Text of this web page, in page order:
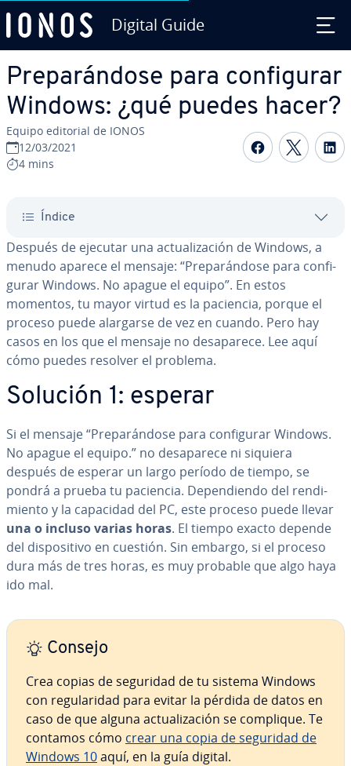
Digital Guide
Pre­pa­rá­n­do­se para co­n­fi­gu­rar
Windows: ¿qué puedes hacer?
Equipo editorial de IONOS
12/03/2021
4 mins
Compartir
Índice
Después de ejecutar una ac­tua­li­za­ción de Windows, a
menudo aparece el mensaje: “Pre­pa­rá­n­do­se para co­n­fi­
gu­rar Windows. No apague el equipo”. En estos
momentos, tu mayor virtud es la paciencia, porque el
proceso puede alargarse de vez en cuando. Pero hay
casos en los que el mensaje no des­apa­re­ce. Lee aquí
cómo puedes resolver el problema.
Solución 1: esperar
Si el mensaje “Pre­pa­rá­n­do­se para co­n­fi­gu­rar Windows.
No apague el equipo.” no des­apa­re­ce ni siquiera
después de esperar un largo período de tiempo, se
pondrá a prueba tu paciencia. De­pe­n­die­n­do del re­n­di­
mie­n­to y la capacidad del PC, este proceso puede llevar
una o incluso varias horas. El tiempo exacto depende
del di­s­po­si­ti­vo en cuestión. Sin embargo, si el proceso
dura más de tres horas, es muy probable que algo haya
ido mal.
Consejo
Crea copias de seguridad de tu sistema Windows
con re­gu­la­ri­dad para evitar la pérdida de datos en
caso de que alguna ac­tua­li­za­ción se complique. Te
contamos cómo crear una copia de seguridad de
Windows 10aquí, en la guía digital.